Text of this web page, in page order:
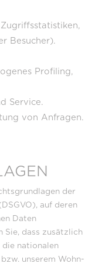
Besucher).
Profiling,
Service.
von Anfragen.
der
auf deren
Daten
Sie, dass zusätzlich
die nationalen
unserem Wohn-